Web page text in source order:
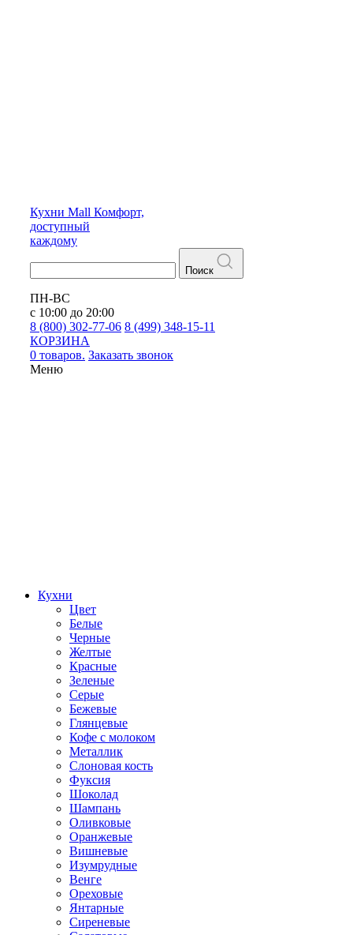
Кухни Mall Комфорт,
доступный
каждому
Поиск
ПН-ВС
с 10:00 до 20:00
8 (800) 302-77-06 8 (499) 348-15-11
КОРЗИНА
0 товаров. Заказать звонок
Меню
Кухни
Цвет
Белые
Черные
Желтые
Красные
Зеленые
Серые
Бежевые
Глянцевые
Кофе с молоком
Металлик
Слоновая кость
Фуксия
Шоколад
Шампань
Оливковые
Оранжевые
Вишневые
Изумрудные
Венге
Ореховые
Янтарные
Сиреневые